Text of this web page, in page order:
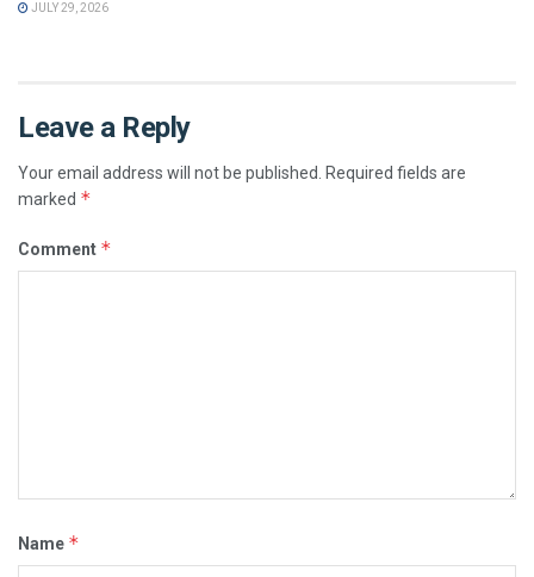
JULY 29, 2026
Leave a Reply
Your email address will not be published.
Required fields are
marked *
Comment *
Name *